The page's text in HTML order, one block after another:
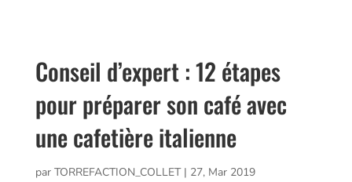
Conseil d’expert : 12 étapes
pour préparer son café avec
une cafetière italienne
par TORREFACTION_COLLET| 27, Mar 2019